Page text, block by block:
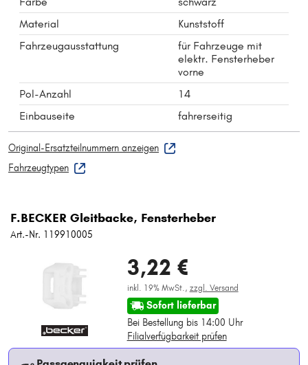
Material
Kunststoff
Fahrzeugausstattung
für Fahrzeuge mit
elektr. Fensterheber
vorne
Pol-Anzahl
14
Einbauseite
fahrerseitig
Original-Ersatzteilnummern anzeigen
Fahrzeugtypen
F.BECKER Gleitbacke, Fensterheber
Art.-Nr. 119910005
3,22 €
inkl. 19% MwSt., zzgl. Versand
Sofort lieferbar
Bei Bestellung bis 14:00 Uhr
Filialverfügbarkeit prüfen